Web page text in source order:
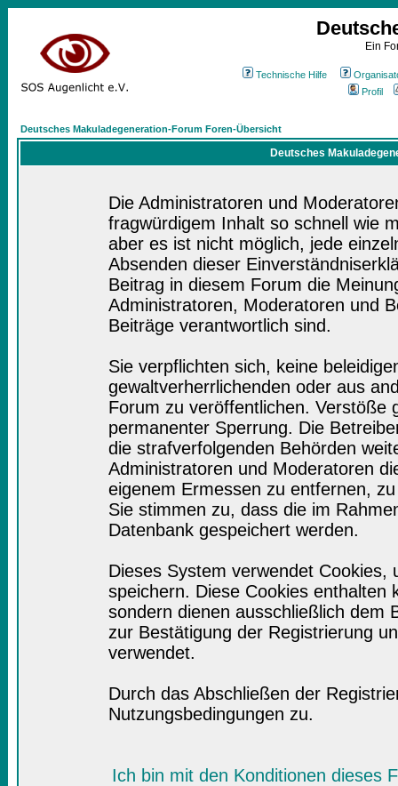
Ein
Technische Hilfe
Profil
Deutsches Makuladegeneration-Forum Foren-Übersicht
Deutsches
Die Administratoren und
fragwürdigem Inhalt so schnell wie
aber es ist nicht möglich, jede
Absenden dieser
Beitrag in diesem Forum die
Administratoren, Moderatoren und
Beiträge verantwortlich sind.
Sie verpflichten sich, keine
gewaltverherrlichenden oder aus
Forum zu veröffentlichen. Verstöße
permanenter Sperrung. Die
die strafverfolgenden Behörden
Administratoren und Moderatoren
eigenem Ermessen zu entfernen,
Sie stimmen zu, dass die im
Datenbank gespeichert werden.
Dieses System verwendet
speichern. Diese Cookies enthalten
sondern dienen ausschließlich dem
zur Bestätigung der Registrierung
verwendet.
Durch das Abschließen der
Nutzungsbedingungen zu.
Ich bin mit den Konditionen dieses